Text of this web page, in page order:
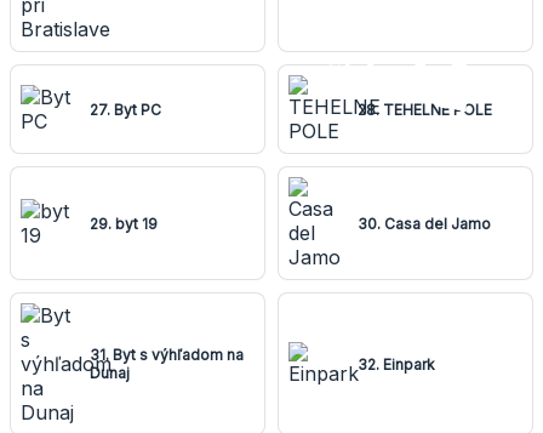
27. Byt PC 28. TEHELNE POLE
29. byt 19 30. Casa del Jamo
31. Byt s výhľadom na
Dunaj
32. Einpark